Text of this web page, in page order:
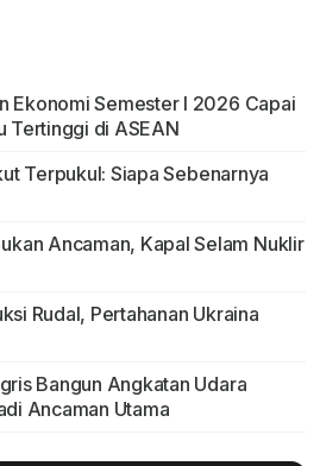
Ekonomi Semester I 2026 Capai
Tertinggi di ASEAN
Terpukul: Siapa Sebenarnya
Ancaman, Kapal Selam Nuklir
Rudal, Pertahanan Ukraina
Bangun Angkatan Udara
Ancaman Utama